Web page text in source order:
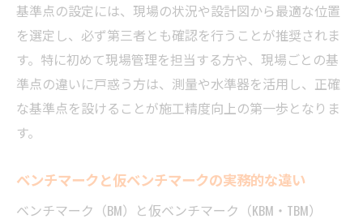
ベンチマーク仮ベンチマーク違いを丁寧に
解説
仮ベンチマークの設置方法を徹底解説
電気工事での仮ベンチマーク設置の手順解
説
現場で失敗しない仮ベンチマーク作り方の
基準点の設定には、現場の状況や設計図から最適な位置
を選定し、必ず第三者とも確認を行うことが推奨されま
す。特に初めて現場管理を担当する方や、現場ごとの基
準点の違いに戸惑う方は、測量や水準器を活用し、正確
な基準点を設けることが施工精度向上の第一歩となりま
す。
ベンチマークと仮ベンチマークの実務的な違い
ベンチマーク（BM）と仮ベンチマーク（KBM・TBM）